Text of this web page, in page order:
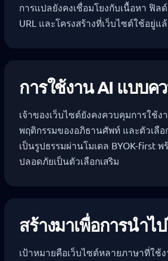
การแปลยังคงเชื่อมโยงกับเนื้อหา ฟิ
URL และโครงสร้างที่เว็บไซต์ใช้อยู่แ
การใช้งาน AI แบบค
เจ้าของเว็บไซต์ยังคงควบคุมการใช้ง
พฤติกรรมของอภิธานศัพท์ และตัวเลือ
เป็นรูปธรรมผ่านโมเดล BYOK-first พ
ปลอดภัยเป็นตัวเลือกเสริม
สร้างมาเพื่อการนำไ
เป้าหมายคือเว็บไซต์หลายภาษาที่ใช้